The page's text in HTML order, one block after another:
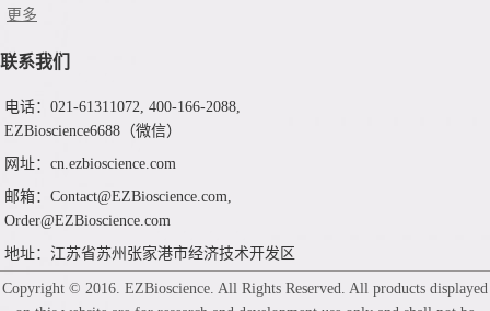
更多
联系我们
电话：021-61311072, 400-166-2088,
EZBioscience6688（微信）
网址：cn.ezbioscience.com
邮箱：Contact@EZBioscience.com,
Order@EZBioscience.com
地址：江苏省苏州张家港市经济技术开发区
Copyright © 2016. EZBioscience. All Rights Reserved. All products displayed